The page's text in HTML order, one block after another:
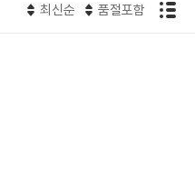
최신순 품절포함